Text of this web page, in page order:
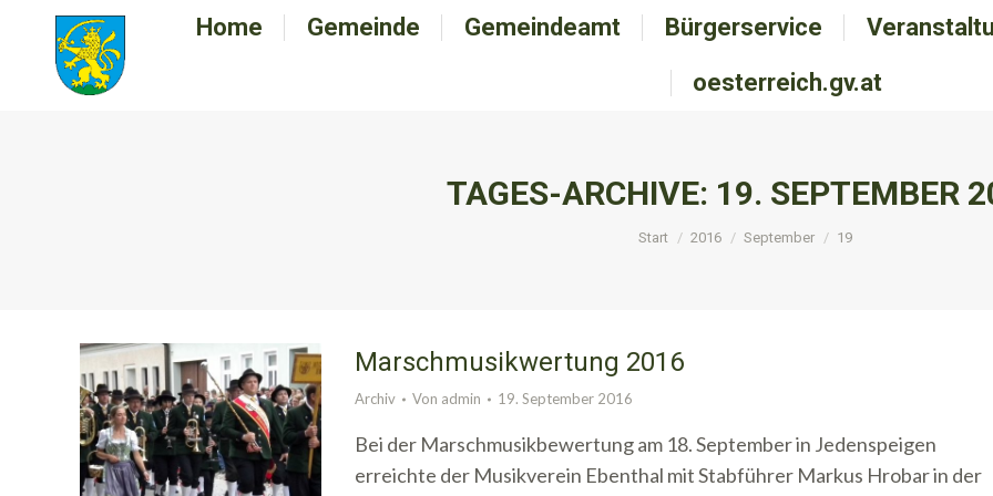
Home Gemeinde Gemeindeamt Bürgerservice
oesterreich.gv.at
TAGES-ARCHIVE: 19. SEPTEMBER
Sie befinden sich hier:
Start 2016 September 19
Marschmusikwertung 2016
Archiv Von admin 19. September 2016
Bei der Marschmusikbewertung am 18. September in Jedenspeigen
erreichte der Musikverein Ebenthal mit Stabführer Markus Hrobar in der
Home Gemeinde Gemeindeamt Bürgerservice
oesterreich.gv.at